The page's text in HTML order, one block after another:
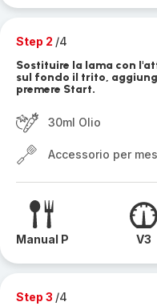
Step 2 /4
Sostituire la lama con
sul fondo il trito,
premere Start.
30ml Olio
Accessorio per
Manual P V3
Step 3 /4